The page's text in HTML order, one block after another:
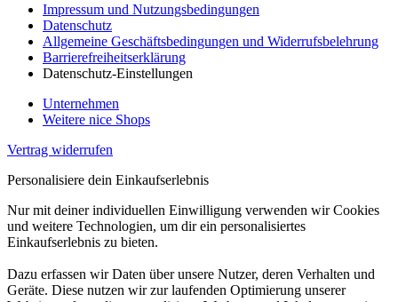
Impressum und Nutzungsbedingungen
Datenschutz
Allgemeine Geschäftsbedingungen und Widerrufsbelehrung
Barrierefreiheitserklärung
Datenschutz-Einstellungen
Unternehmen
Weitere nice Shops
Vertrag widerrufen
Personalisiere dein Einkaufserlebnis
Nur mit deiner individuellen Einwilligung verwenden wir Cookies
und weitere Technologien, um dir ein personalisiertes
Einkaufserlebnis zu bieten.
Dazu erfassen wir Daten über unsere Nutzer, deren Verhalten und
Geräte. Diese nutzen wir zur laufenden Optimierung unserer